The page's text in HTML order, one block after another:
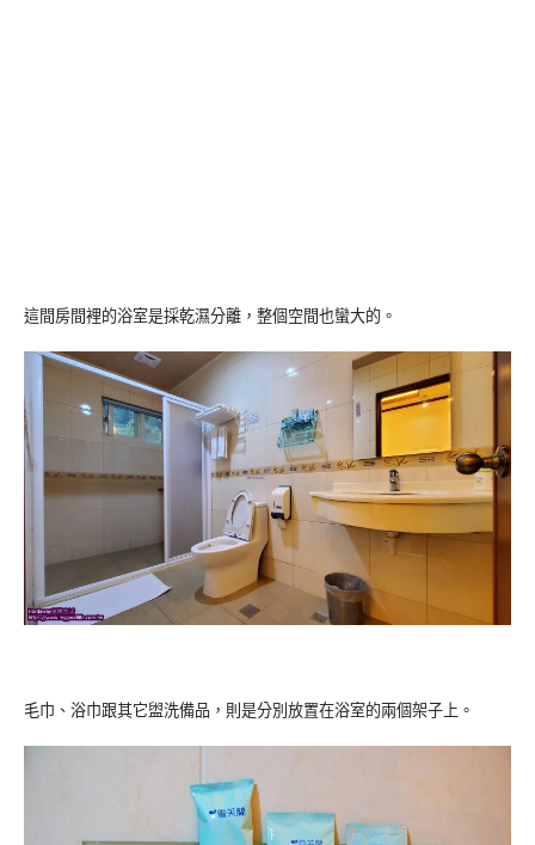
這間房間裡的浴室是採乾濕分離，整個空間也蠻大的。
毛巾、浴巾跟其它盥洗備品，則是分別放置在浴室的兩個架子上。